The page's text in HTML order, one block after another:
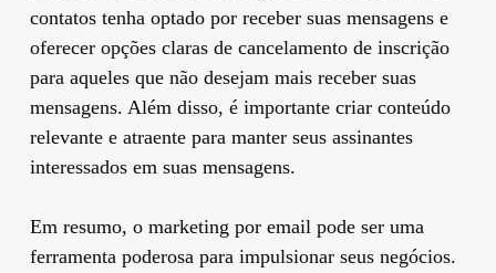
contatos tenha optado por receber suas mensagens e
oferecer opções claras de cancelamento de inscrição
para aqueles que não desejam mais receber suas
mensagens. Além disso, é importante criar conteúdo
relevante e atraente para manter seus assinantes
interessados em suas mensagens.
Em resumo, o marketing por email pode ser uma
ferramenta poderosa para impulsionar seus negócios.